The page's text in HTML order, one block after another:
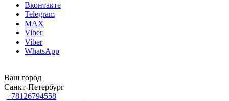
Вконтакте
Telegram
MAX
Viber
Viber
WhatsApp
Ваш город
Санкт-Петербург
+78126794558